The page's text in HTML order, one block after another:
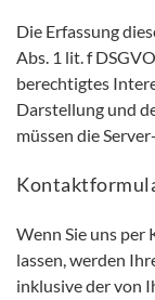
Die Erfassung
Abs. 1 lit. f
berechtigtes
Darstellung und
müssen die
Wenn Sie uns
lassen, werden
inklusive der von